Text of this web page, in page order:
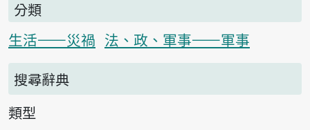
分類
生活——災禍 法、政、軍事——軍事
搜尋辭典
類型